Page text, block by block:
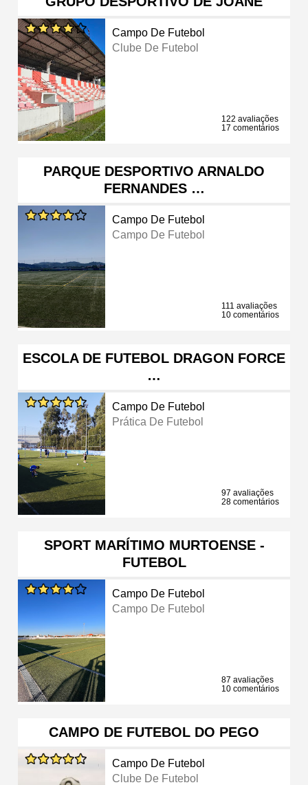
Campo De Futebol
Clube De Futebol
122 avaliações
17 comentários
PARQUE DESPORTIVO ARNALDO
FERNANDES …
Campo De Futebol
Campo De Futebol
111 avaliações
10 comentários
ESCOLA DE FUTEBOL DRAGON FORCE
…
Campo De Futebol
Prática De Futebol
97 avaliações
28 comentários
SPORT MARÍTIMO MURTOENSE -
FUTEBOL
Campo De Futebol
Campo De Futebol
87 avaliações
10 comentários
CAMPO DE FUTEBOL DO PEGO
Campo De Futebol
Clube De Futebol